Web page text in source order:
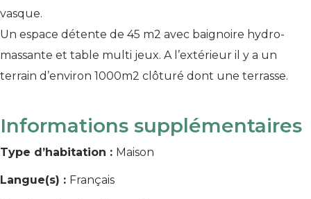
vasque.
Un espace détente de 45 m2 avec baignoire hydro-
massante et table multi jeux. A l’extérieur il y a un
terrain d’environ 1000m2 clôturé dont une terrasse.
Informations supplémentaires
Type d’habitation : Maison
Langue(s) : Français